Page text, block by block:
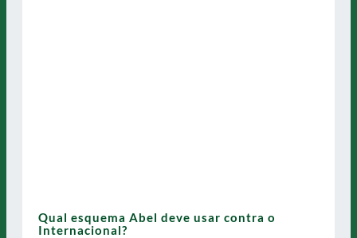
Qual esquema Abel deve usar contra o
Internacional?